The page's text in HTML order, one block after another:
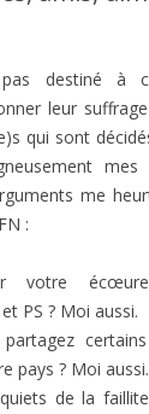
destiné à
leur
qui sont
me
:
votre
PS ? Moi aussi.
pays ? Moi aussi.
de la